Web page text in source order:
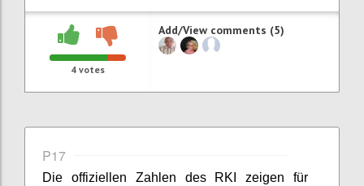
4 votes
Add/View comments (5)
P17
Die offiziellen Zahlen des RKI zeigen für